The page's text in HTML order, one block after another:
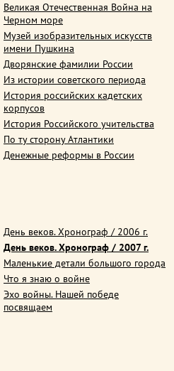
Великая Отечественная Война на
Черном море
Музей изобразительных искусств
имени Пушкина
Дворянские фамилии России
Из истории советского периода
История российских кадетских
корпусов
История Российского учительства
По ту сторону Атлантики
Денежные реформы в России
День веков. Хронограф / 2006 г.
День веков. Хронограф / 2007 г.
Маленькие детали большого города
Что я знаю о войне
Эхо войны. Нашей победе
посвящаем